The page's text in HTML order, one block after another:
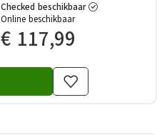
Checked beschikbaar
Online beschikbaar
€ 117,99